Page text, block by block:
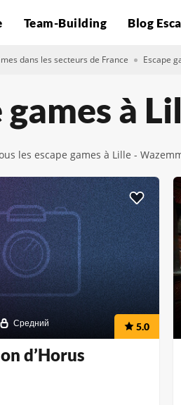
Team-Building Blog
dans les secteurs de France Escape
games à
les escape games à Lille -
Средний 5.0
d’Horus